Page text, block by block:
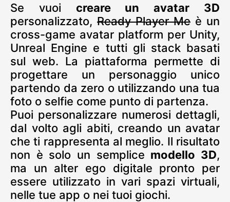
Se vuoi creare un avatar 3D
personalizzato, Ready Player Me è un
cross-game avatar platform per Unity,
Unreal Engine e tutti gli stack basati
sul web. La piattaforma permette di
progettare un personaggio unico
partendo da zero o utilizzando una tua
foto o selfie come punto di partenza.
Puoi personalizzare numerosi dettagli,
dal volto agli abiti, creando un avatar
che ti rappresenta al meglio. Il risultato
non è solo un semplice modello 3D,
ma un alter ego digitale pronto per
essere utilizzato in vari spazi virtuali,
nelle tue app o nei tuoi giochi.